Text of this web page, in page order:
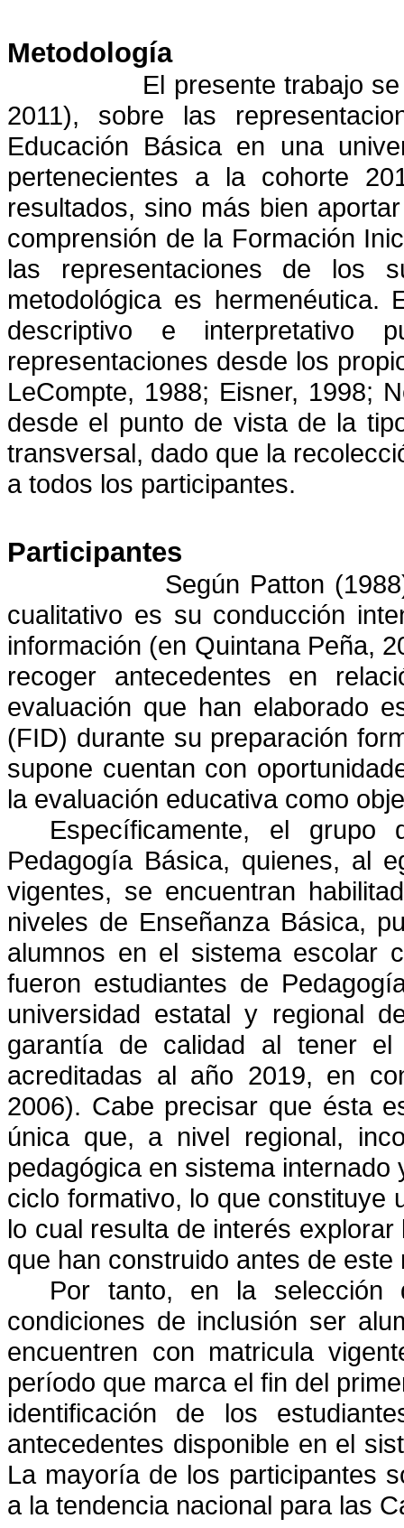
Metodología
El presente trabajo
2011), sobre las
Educación Básica en una
pertenecientes a la cohorte
resultados, sino más bien
comprensión de la Formación
las representaciones de los
metodológica es
descriptivo e interpretativo
representaciones desde los
LeCompte, 1988; Eisner, 1998;
desde el punto de vista de la
transversal, dado que la
a todos los participantes.
Participantes
Según Patton
cualitativo es su conducción
información (en Quintana Peña,
recoger antecedentes en
evaluación que han elaborado
(FID) durante su preparación
supone cuentan con
la evaluación educativa como
Específicamente, el
Pedagogía Básica, quienes, al
vigentes, se encuentran
niveles de Enseñanza Básica,
alumnos en el sistema escolar
fueron estudiantes de
universidad estatal y regional
garantía de calidad al tener
acreditadas al año 2019, en
2006). Cabe precisar que ésta
única que, a nivel regional,
pedagógica en sistema
ciclo formativo, lo que constituye
lo cual resulta de interés
que han construido antes de este
Por tanto, en la selección
condiciones de inclusión ser
encuentren con matricula
período que marca el fin del
identificación de los
antecedentes disponible en el
La mayoría de los participantes
a la tendencia nacional para las